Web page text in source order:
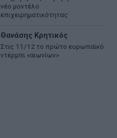
νέο μοντέλο
επιχειρηματικότητας
Θανάσης Κρητικός
Στις 11/12 το πρώτο ευρωπαϊκό
ντέρμπι «αιωνίων»